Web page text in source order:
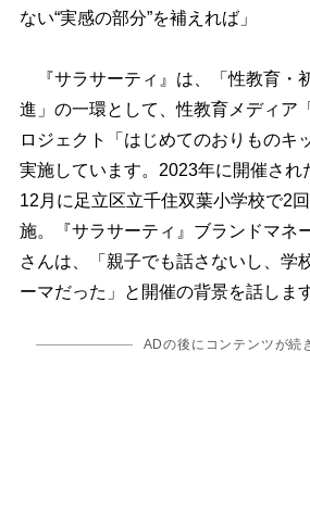
ない“実感の部分”を補えれば」
『サラサーティ』は、「性教育・
進」の一環として、性教育メディア
ロジェクト「はじめてのおりものキ
実施しています。2023年に開催され
12月に足立区立千住双葉小学校で2
施。『サラサーティ』ブランドマネ
さんは、「親子でも話さないし、学
ーマだった」と開催の背景を話します
ADの後にコンテンツが続